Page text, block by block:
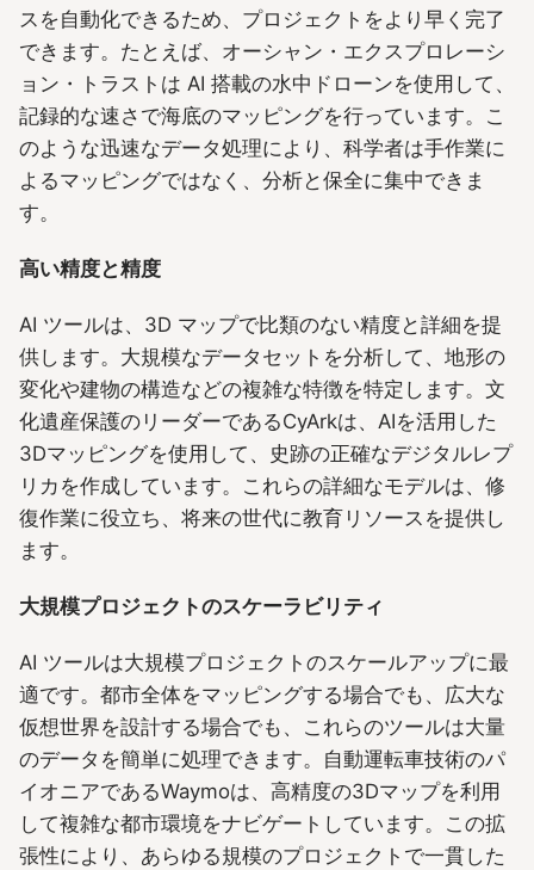
スを自動化できるため、プロジェクトをより早く完了
できます。たとえば、オーシャン・エクスプロレーシ
ョン・トラストは AI 搭載の水中ドローンを使用して、
記録的な速さで海底のマッピングを行っています。こ
のような迅速なデータ処理により、科学者は手作業に
よるマッピングではなく、分析と保全に集中できま
す。
高い精度と精度
AI ツールは、3D マップで比類のない精度と詳細を提
供します。大規模なデータセットを分析して、地形の
変化や建物の構造などの複雑な特徴を特定します。文
化遺産保護のリーダーであるCyArkは、AIを活用した
3Dマッピングを使用して、史跡の正確なデジタルレプ
リカを作成しています。これらの詳細なモデルは、修
復作業に役立ち、将来の世代に教育リソースを提供し
ます。
大規模プロジェクトのスケーラビリティ
AI ツールは大規模プロジェクトのスケールアップに最
適です。都市全体をマッピングする場合でも、広大な
仮想世界を設計する場合でも、これらのツールは大量
のデータを簡単に処理できます。自動運転車技術のパ
イオニアであるWaymoは、高精度の3Dマップを利用
して複雑な都市環境をナビゲートしています。この拡
張性により、あらゆる規模のプロジェクトで一貫した